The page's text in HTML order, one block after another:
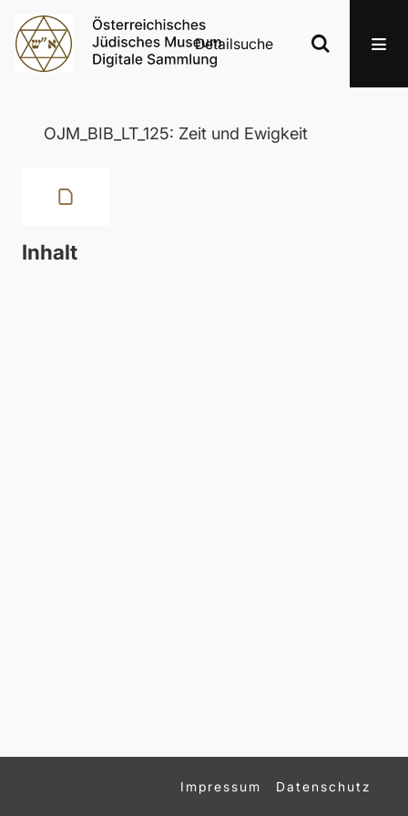
Detailsuche
OJM_BIB_LT_125: Zeit und Ewigkeit
Inhalt
Impressum Datenschutz